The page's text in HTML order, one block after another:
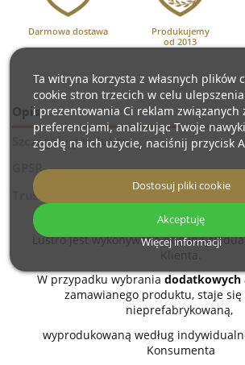
Darmowa dostawa
Produkujemy
od 2013
Opis
Szczegóły produktu
GPSR
Trusted Shops Reviews
Lustro jest wykonywane pod
Klienta.
W przypadku wybrania dodatkowych
zamawianego produktu, staje się
nieprefabrykowaną,
wyprodukowaną według
Konsumenta
Ta witryna korzysta z własnych plików
cookie stron trzecich w celu ulepszenia
i prezentowania Ci reklam związanych
preferencjami, analizując Twoje
zgodę na ich użycie, naciśnij przycisk
Więcej informacji
Dostosuj pliki cookie
Akceptuję